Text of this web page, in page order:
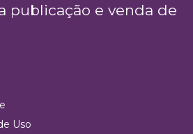
publicação e venda de
Uso